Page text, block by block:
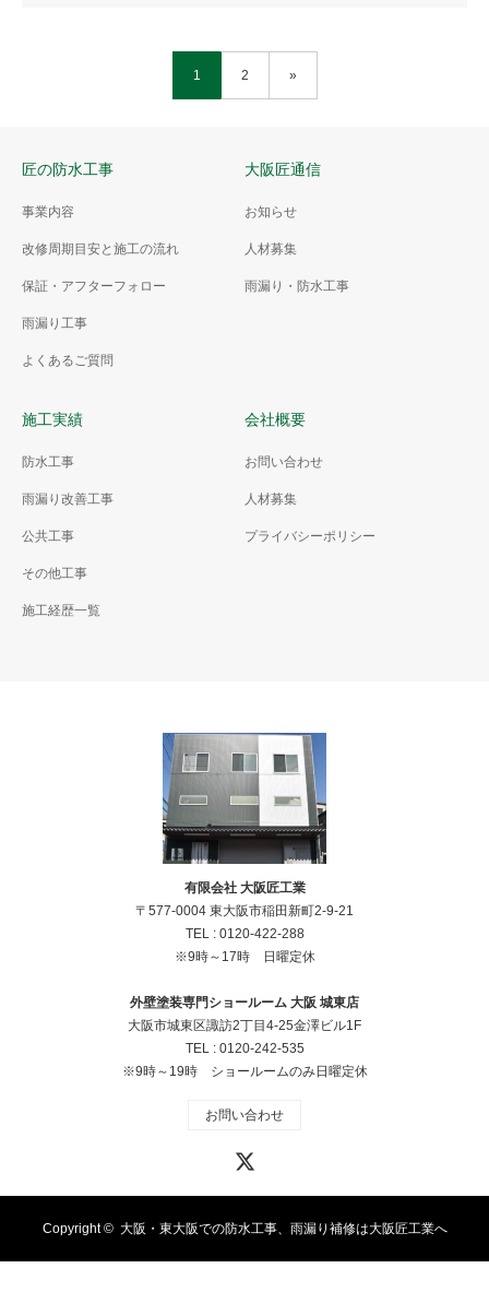
1 2 »
匠の防水工事
事業内容
改修周期目安と施工の流れ
保証・アフターフォロー
雨漏り工事
よくあるご質問
大阪匠通信
お知らせ
人材募集
雨漏り・防水工事
施工実績
防水工事
雨漏り改善工事
公共工事
その他工事
施工経歴一覧
会社概要
お問い合わせ
人材募集
プライバシーポリシー
有限会社 大阪匠工業
〒577-0004 東大阪市稲田新町2-9-21
TEL : 0120-422-288
※9時～17時 日曜定休
外壁塗装専門ショールーム 大阪 城東店
大阪市城東区諏訪2丁目4‐25金澤ビル1F
TEL : 0120-242-535
※9時～19時 ショールームのみ日曜定休
お問い合わせ
Copyright © 大阪・東大阪での防水工事、雨漏り補修は大阪匠工業へ